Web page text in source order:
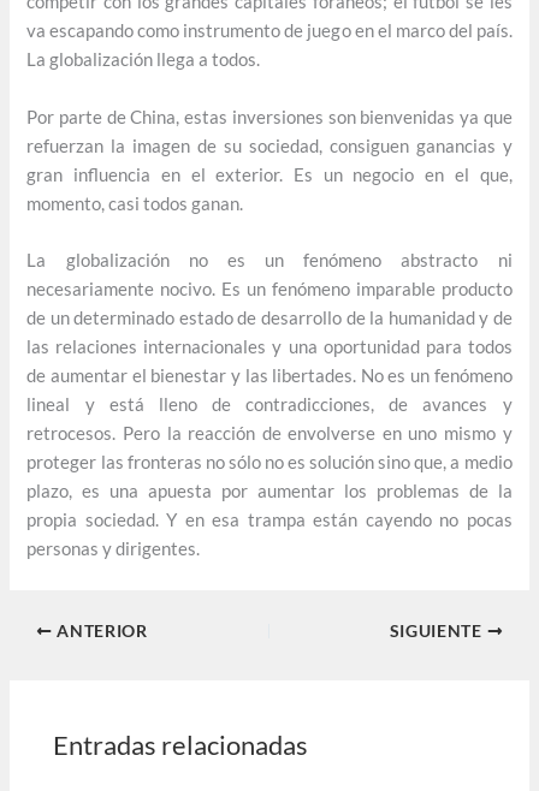
va escapando como instrumento de juego en el marco del país.
La globalización llega a todos.
Por parte de China, estas inversiones son bienvenidas ya que
refuerzan la imagen de su sociedad, consiguen ganancias y
gran influencia en el exterior. Es un negocio en el que,
momento, casi todos ganan.
La globalización no es un fenómeno abstracto ni
necesariamente nocivo. Es un fenómeno imparable producto
de un determinado estado de desarrollo de la humanidad y de
las relaciones internacionales y una oportunidad para todos
de aumentar el bienestar y las libertades. No es un fenómeno
lineal y está lleno de contradicciones, de avances y
retrocesos. Pero la reacción de envolverse en uno mismo y
proteger las fronteras no sólo no es solución sino que, a medio
plazo, es una apuesta por aumentar los problemas de la
propia sociedad. Y en esa trampa están cayendo no pocas
personas y dirigentes.
ANTERIOR SIGUIENTE
Entradas relacionadas